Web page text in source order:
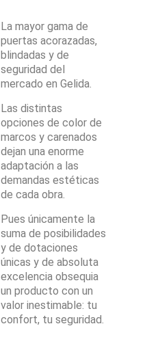
La mayor gama de
puertas acorazadas,
blindadas y de
seguridad del
mercado en Gelida.
Las distintas
opciones de color de
marcos y carenados
dejan una enorme
adaptación a las
demandas estéticas
de cada obra.
Pues únicamente la
suma de posibilidades
y de dotaciones
únicas y de absoluta
excelencia obsequia
un producto con un
valor inestimable: tu
confort, tu seguridad.